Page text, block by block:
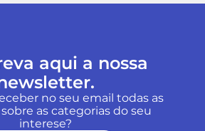
aqui a nossa
no seu email todas as
as categorias do seu
interese?